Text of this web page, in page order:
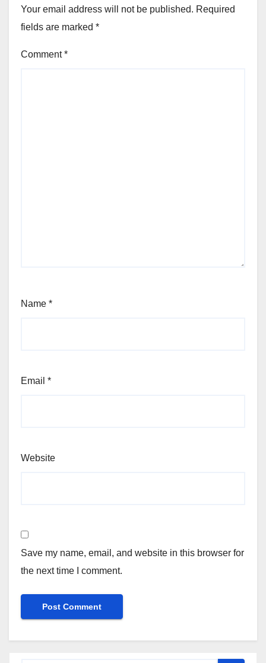
Your email address will not be published. Required
fields are marked *
Comment*
Name *
Email *
Website
Save my name, email, and website in this browser for
the next time I comment.